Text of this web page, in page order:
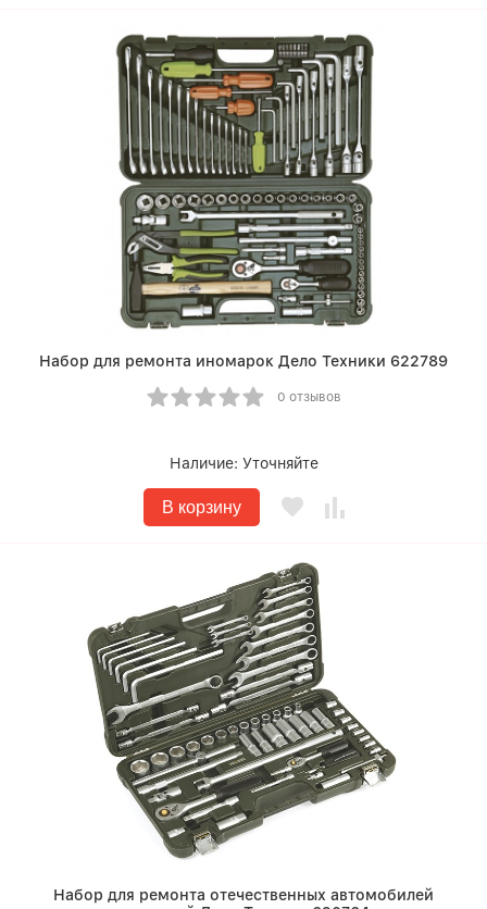
Набор для ремонта иномарок Дело Техники 622789
0 отзывов
Наличие: Уточняйте
В корзину
Набор для ремонта отечественных автомобилей